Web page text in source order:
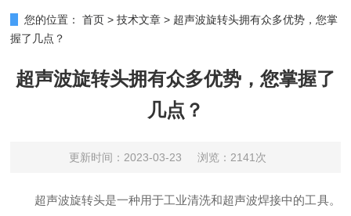
您的位置： 首页 >技术文章 > 超声波旋转头拥有众多优势，您掌
握了几点？
超声波旋转头拥有众多优势，您掌握了
几点？
更新时间：2023-03-23 浏览：2141次
超声波旋转头是一种用于工业清洗和超声波焊接中的工具。